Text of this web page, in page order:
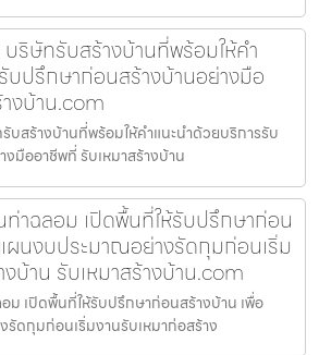
ริษัทรับสร้างบ้านที่พร้อมให้คำ
บปรึกษาก่อนสร้างบ้านอย่างมือ
งบ้าน.com
บสร้างบ้านที่พร้อมให้คำแนะนำด้วยบริการรับ
มืออาชีพที่ รับเหมาสร้างบ้าน
ท่าฉลอม เปิดพื้นที่ให้รับปรึกษาก่อน
ผนงบประมาณอย่างรัดกุมก่อนเริ่ม
บ้าน รับเหมาสร้างบ้าน.com
ม เปิดพื้นที่ให้รับปรึกษาก่อนสร้างบ้าน เพื่อ
ดกุมก่อนเริ่มงานรับเหมาก่อสร้าง